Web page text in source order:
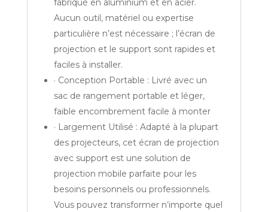
fabriqué en aluminium et en acier.
Aucun outil, matériel ou expertise
particulière n’est nécessaire ; l’écran de
projection et le support sont rapides et
faciles à installer.
· Conception Portable : Livré avec un
sac de rangement portable et léger,
faible encombrement facile à monter
· Largement Utilisé : Adapté à la plupart
des projecteurs, cet écran de projection
avec support est une solution de
projection mobile parfaite pour les
besoins personnels ou professionnels.
Vous pouvez transformer n’importe quel